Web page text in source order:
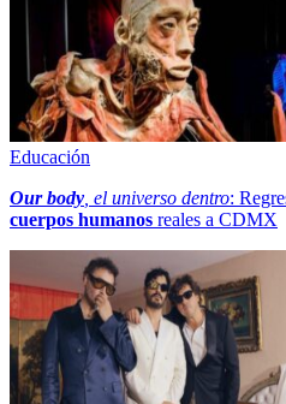
Educación
Our body , el universo dentro:
cuerpos humanos reales a CDMX